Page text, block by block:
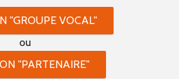
"GROUPE VOCAL"
ou
"PARTENAIRE"